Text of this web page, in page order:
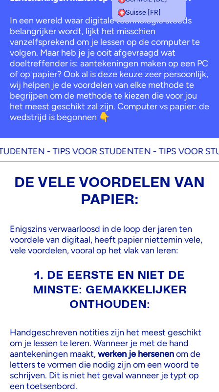
Suisse [FR]
In een wereld waar digitale technologie steeds
belangrijker wordt, lijkt het misschien
vanzelfsprekend om je lessen op de computer te
volgen. Maar heb je je ooit afgevraagd wat
doeltreffender is: aantekeningen maken op een PC
of op papier? Ook al is deze keuze zeer persoonlijk,
wij helpen je de voordelen van elke methode te
begrijpen om de methode te kiezen die voor jou
het meest geschikt zal zijn. Computer vs papier: de
wedstrijd is begonnen 👇
-TIPS VOOR STUDENTEN -TIPS VOOR
DE VELE VOORDELEN VAN
PAPIER:
Enigszins verwaarloosd in de loop der jaren ten
voordele van digitaal, heeft papier niettemin vele,
vele voordelen, vooral op het vlak van leren:
1. DE EERSTE EN NIET DE
MINSTE: GEMAKKELIJKER
ONTHOUDEN:
Handgeschreven notities zijn het meest geschikt
om je lessen te leren. Wanneer je met de hand
aantekeningen maakt,werken je hersenenom de
letters te vormen die nodig zijn om een woord te
schrijven. Dit is niet het geval wanneer je typt op
een toetsenbord.